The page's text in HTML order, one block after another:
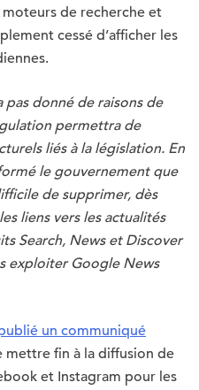
de recherche et
cessé d’afficher les
pas donné de raisons de
permettra de
liés à la législation. En
le gouvernement que
de supprimer, dès
liens vers les actualités
Search, News et Discover
exploiter Google News
un communiqué
mettre fin à la diffusion de
et Instagram pour les